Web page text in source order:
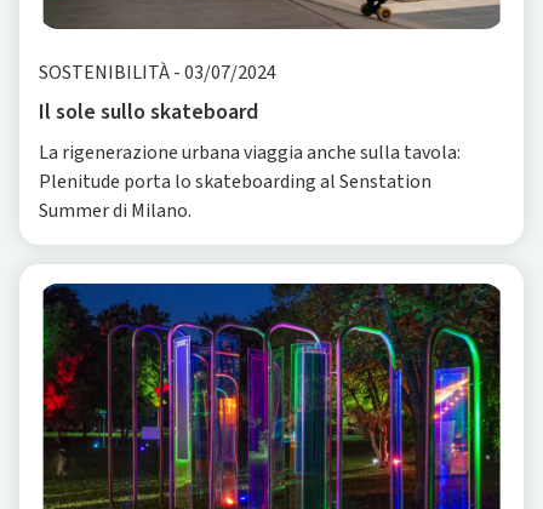
SOSTENIBILITÀ-03/07/2024
Il sole sullo skateboard
La rigenerazione urbana viaggia anche sulla tavola:
Plenitude porta lo skateboarding al Senstation
Summer di Milano.